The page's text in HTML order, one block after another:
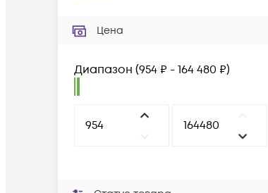
Цена
Диапазон (954 ₽ - 164 480 ₽)